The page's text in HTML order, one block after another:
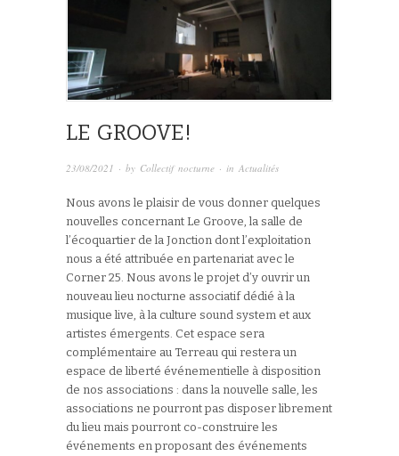
LE GROOVE!
23/08/2021 · by Collectif nocturne · in Actualités
Nous avons le plaisir de vous donner quelques
nouvelles concernant Le Groove, la salle de
l’écoquartier de la Jonction dont l’exploitation
nous a été attribuée en partenariat avec le
Corner 25. Nous avons le projet d’y ouvrir un
nouveau lieu nocturne associatif dédié à la
musique live, à la culture sound system et aux
artistes émergents. Cet espace sera
complémentaire au Terreau qui restera un
espace de liberté événementielle à disposition
de nos associations : dans la nouvelle salle, les
associations ne pourront pas disposer librement
du lieu mais pourront co-construire les
événements en proposant des événements